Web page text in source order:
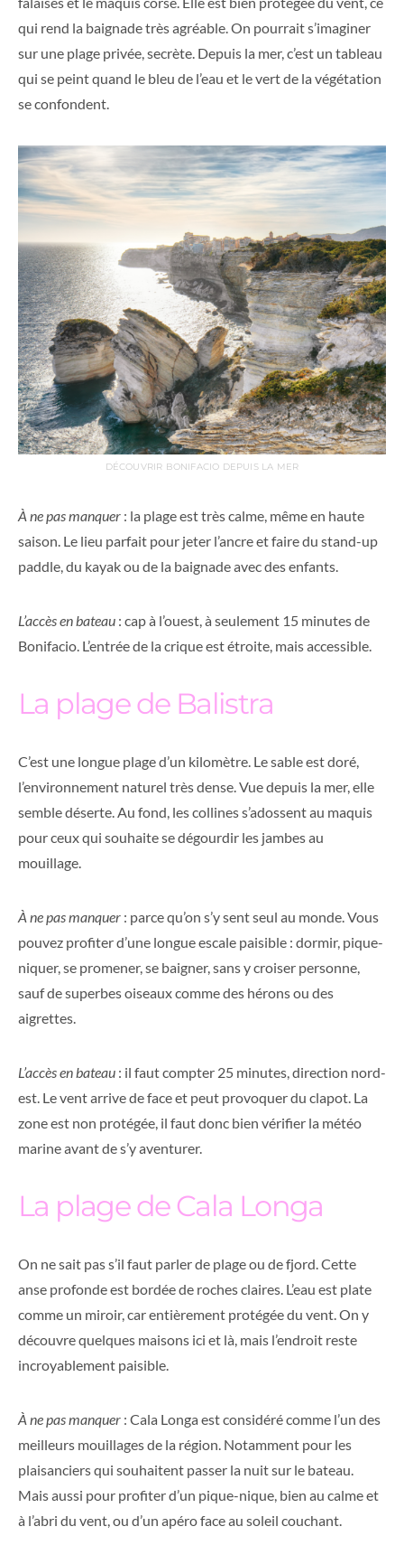
qui rend la baignade très agréable. On pourrait s’imaginer
sur une plage privée, secrète. Depuis la mer, c’est un tableau
qui se peint quand le bleu de l’eau et le vert de la végétation
se confondent.
DÉCOUVRIR BONIFACIO DEPUIS LA MER
À ne pas manquer : la plage est très calme, même en haute
saison. Le lieu parfait pour jeter l’ancre et faire du stand-up
paddle, du kayak ou de la baignade avec des enfants.
L’accès en bateau : cap à l’ouest, à seulement 15 minutes de
Bonifacio. L’entrée de la crique est étroite, mais accessible.
La plage de Balistra
C’est une longue plage d’un kilomètre. Le sable est doré,
l’environnement naturel très dense. Vue depuis la mer, elle
semble déserte. Au fond, les collines s’adossent au maquis
pour ceux qui souhaite se dégourdir les jambes au
mouillage.
À ne pas manquer : parce qu’on s’y sent seul au monde. Vous
pouvez profiter d’une longue escale paisible : dormir, pique-
niquer, se promener, se baigner, sans y croiser personne,
sauf de superbes oiseaux comme des hérons ou des
aigrettes.
L’accès en bateau : il faut compter 25 minutes, direction nord-
est. Le vent arrive de face et peut provoquer du clapot. La
zone est non protégée, il faut donc bien vérifier la météo
marine avant de s’y aventurer.
La plage de Cala Longa
On ne sait pas s’il faut parler de plage ou de fjord. Cette
anse profonde est bordée de roches claires. L’eau est plate
comme un miroir, car entièrement protégée du vent. On y
découvre quelques maisons ici et là, mais l’endroit reste
incroyablement paisible.
À ne pas manquer : Cala Longa est considéré comme l’un des
meilleurs mouillages de la région. Notamment pour les
plaisanciers qui souhaitent passer la nuit sur le bateau.
Mais aussi pour profiter d’un pique-nique, bien au calme et
à l’abri du vent, ou d’un apéro face au soleil couchant.